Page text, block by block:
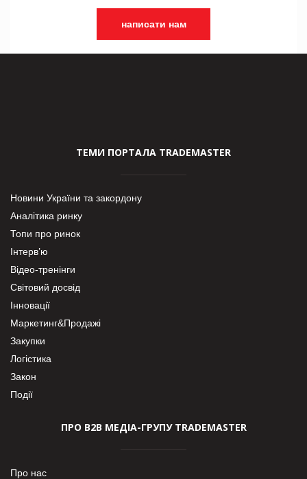
написати нам
ТЕМИ ПОРТАЛА TRADEMASTER
Новини України та закордону
Аналітика ринку
Топи про ринок
Інтерв’ю
Відео-тренінги
Світовий досвід
Інновації
Маркетинг&Продажі
Закупки
Логістика
Закон
Події
ПРО В2В МЕДІА-ГРУПУ TRADEMASTER
Про нас